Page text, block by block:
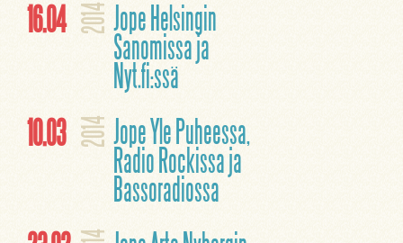
16.04 2014 Jope Helsingin
Sanomissa ja
Nyt.fi:ssä
10.03 2014 Jope Yle Puheessa,
Radio Rockissa ja
Bassoradiossa